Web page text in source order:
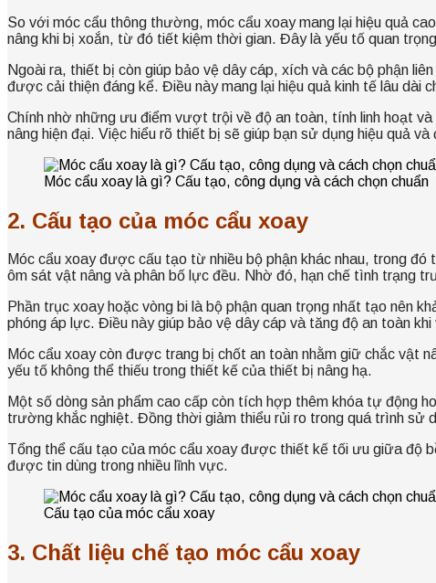
So với móc cẩu thông thường, móc cẩu xoay mang lại hiệu quả
nâng khi bị xoắn, từ đó tiết kiệm thời gian. Đây là yếu tố quan
Ngoài ra, thiết bị còn giúp bảo vệ dây cáp, xích và các bộ phận
được cải thiện đáng kể. Điều này mang lại hiệu quả kinh tế lâu dài
Chính nhờ những ưu điểm vượt trội về độ an toàn, tính linh hoạt
nâng hiện đại. Việc hiểu rõ thiết bị sẽ giúp bạn sử dụng hiệu quả và
Móc cẩu xoay là gì? Cấu tạo, công dụng và cách chọn chuẩn
2. Cấu tạo của móc cẩu xoay
Móc cẩu xoay được cấu tạo từ nhiều bộ phận khác nhau, trong
ôm sát vật nâng và phân bố lực đều. Nhờ đó, hạn chế tình trạng
Phần trục xoay hoặc vòng bi là bộ phận quan trọng nhất tạo nên
phóng áp lực. Điều này giúp bảo vệ dây cáp và tăng độ an toàn khi
Móc cẩu xoay còn được trang bị chốt an toàn nhằm giữ chắc vật
yếu tố không thể thiếu trong thiết kế của thiết bị nâng hạ.
Một số dòng sản phẩm cao cấp còn tích hợp thêm khóa tự động
trường khắc nghiệt. Đồng thời giảm thiểu rủi ro trong quá trình sử
Tổng thể cấu tạo của móc cẩu xoay được thiết kế tối ưu giữa độ
được tin dùng trong nhiều lĩnh vực.
Cấu tạo của móc cẩu xoay
3. Chất liệu chế tạo móc cẩu xoay